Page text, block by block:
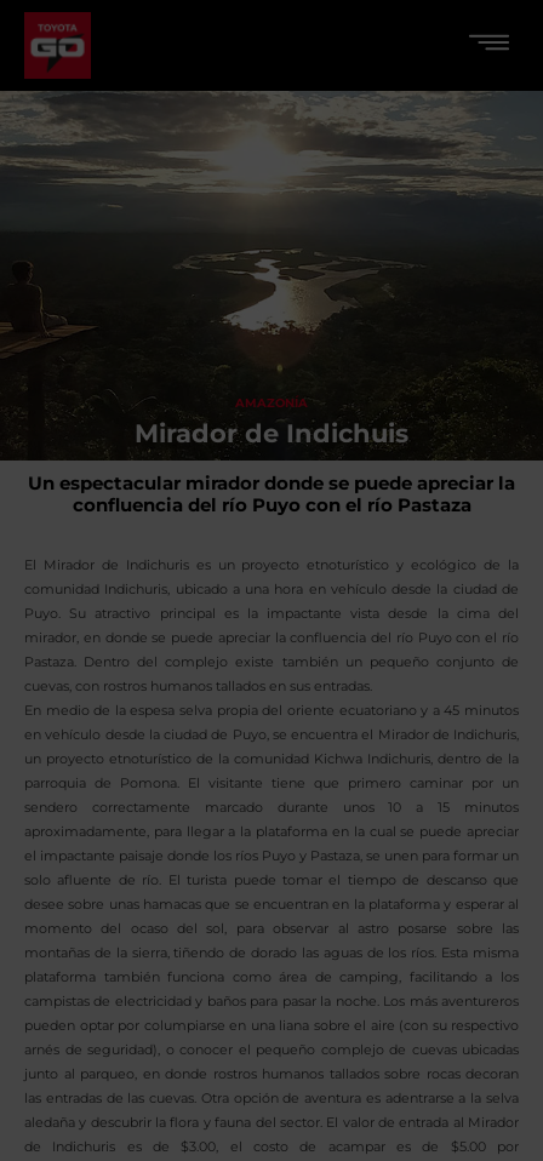
AMAZONÍA
Mirador de Indichuis
Un espectacular mirador donde se puede apreciar la
confluencia del río Puyo con el río Pastaza
El Mirador de Indichuris es un proyecto etnoturístico y ecológico de la
comunidad Indichuris, ubicado a una hora en vehículo desde la ciudad de
Puyo. Su atractivo principal es la impactante vista desde la cima del
mirador, en donde se puede apreciar la confluencia del río Puyo con el río
Pastaza. Dentro del complejo existe también un pequeño conjunto de
cuevas, con rostros humanos tallados en sus entradas.
En medio de la espesa selva propia del oriente ecuatoriano y a 45 minutos
en vehículo desde la ciudad de Puyo, se encuentra el Mirador de Indichuris,
un proyecto etnoturístico de la comunidad Kichwa Indichuris, dentro de la
parroquia de Pomona. El visitante tiene que primero caminar por un
sendero correctamente marcado durante unos 10 a 15 minutos
aproximadamente, para llegar a la plataforma en la cual se puede apreciar
el impactante paisaje donde los ríos Puyo y Pastaza, se unen para formar un
solo afluente de río. El turista puede tomar el tiempo de descanso que
desee sobre unas hamacas que se encuentran en la plataforma y esperar al
momento del ocaso del sol, para observar al astro posarse sobre las
montañas de la sierra, tiñendo de dorado las aguas de los ríos. Esta misma
plataforma también funciona como área de camping, facilitando a los
campistas de electricidad y baños para pasar la noche. Los más aventureros
pueden optar por columpiarse en una liana sobre el aire (con su respectivo
arnés de seguridad), o conocer el pequeño complejo de cuevas ubicadas
junto al parqueo, en donde rostros humanos tallados sobre rocas decoran
las entradas de las cuevas. Otra opción de aventura es adentrarse a la selva
aledaña y descubrir la flora y fauna del sector. El valor de entrada al Mirador
de Indichuris es de $3.00, el costo de acampar es de $5.00 por